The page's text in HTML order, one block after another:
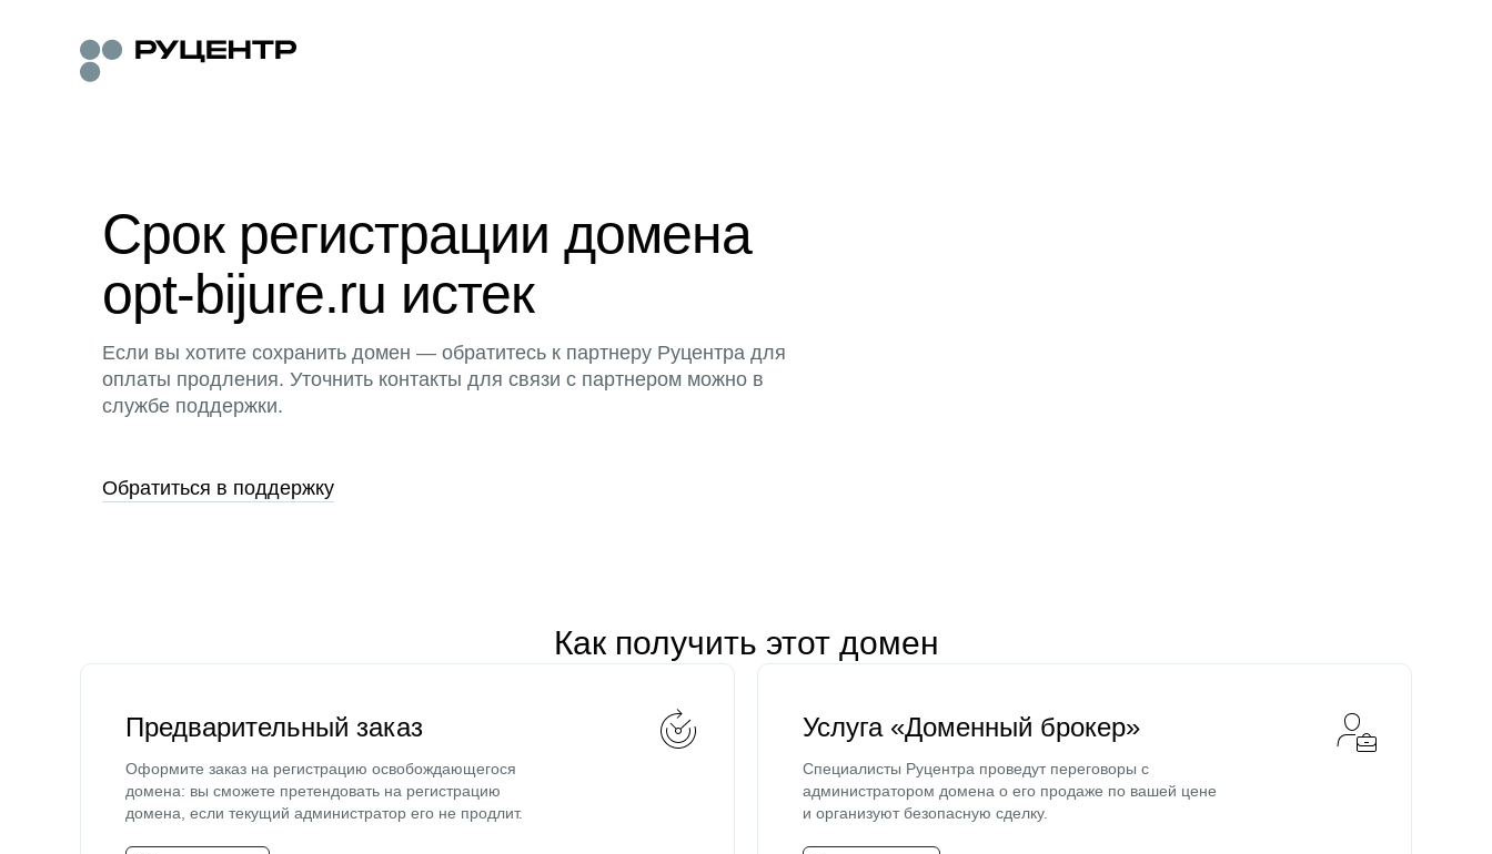
Срок регистрации домена
opt-bijure.ru истек
Если вы хотите сохранить домен — обратитесь к партнеру Руцентра для
оплаты продления. Уточнить контакты для связи с партнером можно в
службе поддержки.
Обратиться в поддержку
Как получить этот домен
Предварительный заказ
Оформите заказ на регистрацию освобождающегося
домена: вы сможете претендовать на регистрацию
домена, если текущий администратор его не продлит.
Услуга «Доменный брокер»
Специалисты Руцентра проведут переговоры с
администратором домена о его продаже по вашей цене
и организуют безопасную сделку.